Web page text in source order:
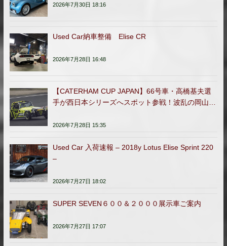
2026年7月30日 18:16
Used Car納車整備 Elise CR
2026年7月28日 16:48
【CATERHAM CUP JAPAN】66号車・高橋基夫選
手が西日本シリーズへスポット参戦！波乱の岡山ラ
2026年7月28日 15:35
Used Car 入荷速報 – 2018y Lotus Elise Sprint 220
–
2026年7月27日 18:02
SUPER SEVEN６００＆２０００展示車ご案内
2026年7月27日 17:07